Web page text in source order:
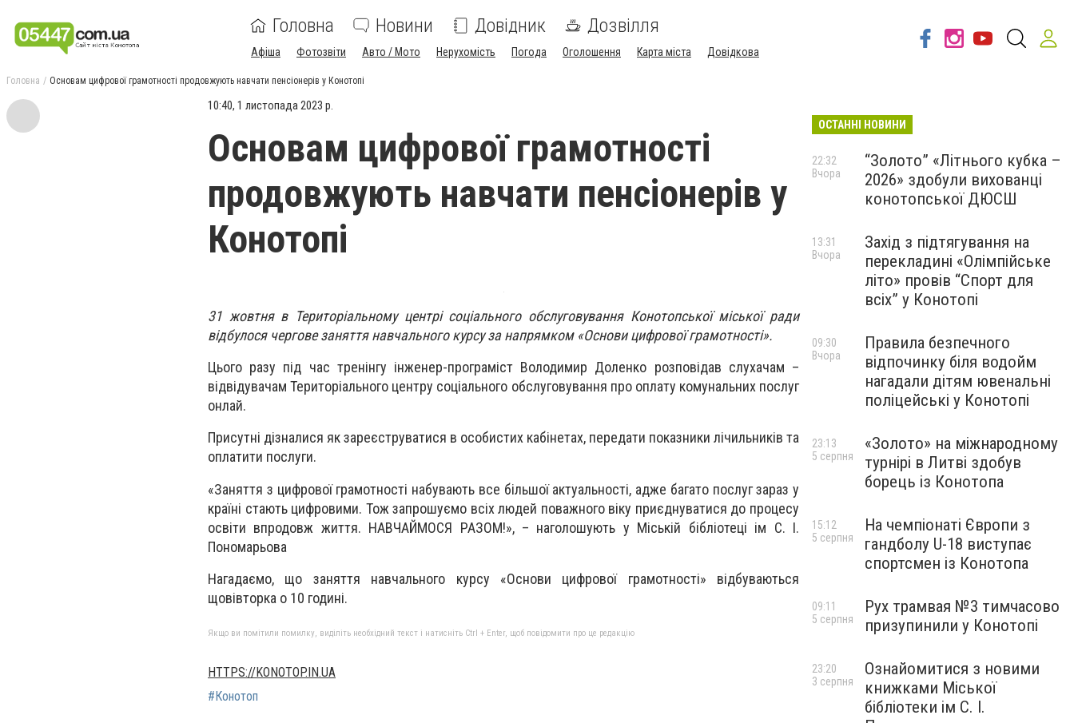
Головна Новини Довідник Дозвілля
Афіша Фотозвіти Авто / Мото Нерухомість Погода Оголошення Карта міста Довідкова
Головна Основам цифрової грамотності продовжують навчати пенсіонерів у Конотопі
10:40, 1 листопада 2023 р.
Основам цифрової грамотності
продовжують навчати пенсіонерів у
Конотопі
31 жовтня в Територіальному центрі соціального обслуговування Конотопської міської ради
відбулося чергове заняття навчального курсу за напрямком «Основи цифрової грамотності».
Цього разу під час тренінгу інженер-програміст Володимир Доленко розповідав слухачам –
відвідувачам Територіального центру соціального обслуговування про оплату комунальних послуг
онлай.
Присутні дізналися як зареєструватися в особистих кабінетах, передати показники лічильників та
оплатити послуги.
«Заняття з цифрової грамотності набувають все більшої актуальності, адже багато послуг зараз у
країні стають цифровими. Тож запрошуємо всіх людей поважного віку приєднуватися до процесу
освіти впродовж життя. НАВЧАЙМОСЯ РАЗОМ!», – наголошують у Міській бібліотеці ім С. І.
Пономарьова
Нагадаємо, що заняття навчального курсу «Основи цифрової грамотності» відбуваються
щовівторка о 10 годині.
Якщо ви помітили помилку, виділіть необхідний текст і натисніть Ctrl + Enter, щоб повідомити про це редакцію
HTTPS://KONOTOP.IN.UA
#Конотоп
ОСТАННІ НОВИНИ
“Золото” «Літнього кубка –
2026» здобули вихованці
конотопської ДЮСШ
22:32
Вчора
Захід з підтягування на
перекладині «Олімпійське
літо» провів “Спорт для
всіх” у Конотопі
13:31
Вчора
Правила безпечного
відпочинку біля водойм
нагадали дітям ювенальні
поліцейські у Конотопі
09:30
Вчора
«Золото» на міжнародному
турнірі в Литві здобув
борець із Конотопа
23:13
5 серпня
На чемпіонаті Європи з
гандболу U-18 виступає
спортсмен із Конотопа
15:12
5 серпня
Рух трамвая №3 тимчасово
призупинили у Конотопі
09:11
5 серпня
Ознайомитися з новими
книжками Міської
бібліотеки ім С. І.
23:20
3 серпня